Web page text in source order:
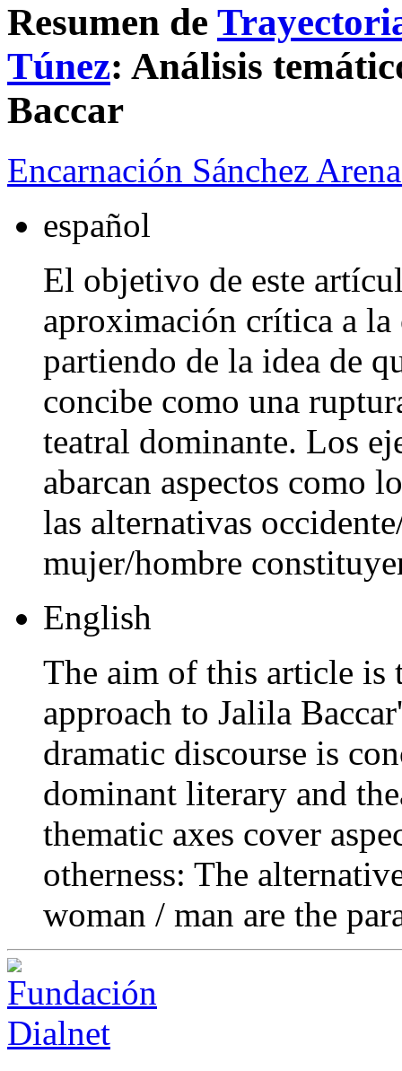
Resumen de
Túnez: Análisis
Baccar
Encarnación Sánchez
español
El objetivo de este
aproximación crítica a la
partiendo de la idea de
concibe como una
teatral dominante. Los
abarcan aspectos como
las alternativas
mujer/hombre
English
The aim of this article
approach to Jalila
dramatic discourse is
dominant literary and
thematic axes cover
otherness: The
woman / man are the